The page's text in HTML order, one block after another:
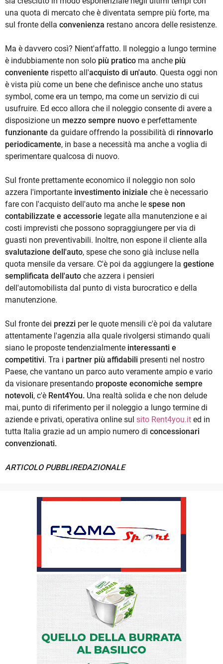
una quota di mercato che è diventata sempre più forte, ma
sul fronte della convenienza restano ancora delle resistenze.
Ma è davvero così? Nient'affatto. Il noleggio a lungo termine
è indubbiamente non solo più pratico ma anche più
conveniente rispetto all'acquisto di un'auto. Questa oggi non
è vista più come un bene che definisce anche uno status
symbol, come era un tempo, ma come un servizio di cui
usufruire. Ed ecco allora che il noleggio consente di avere a
disposizione un mezzo sempre nuovo e perfettamente
funzionante da guidare offrendo la possibilità di rinnovarlo
periodicamente, in base a necessità ma anche a voglia di
sperimentare qualcosa di nuovo.
Sul fronte prettamente economico il noleggio non solo
azzera l'importante investimento iniziale che è necessario
fare con l'acquisto dell'auto ma anche le spese non
contabilizzate e accessorie legate alla manutenzione e ai
costi imprevisti che possono sopraggiungere per via di
guasti non preventivabili. Inoltre, non espone il cliente alla
svalutazione dell'auto, spese che sono già incluse nella
quota mensile da versare. C'è poi da aggiungere la gestione
semplificata dell'auto che azzera i pensieri
dell'automobilista dal punto di vista burocratico e della
manutenzione.
Sul fronte dei prezzi per le quote mensili c'è poi da valutare
attentamente l'agenzia alla quale rivolgersi stimando quali
siano le proposte tendenzialmente interessanti e
competitivi. Tra i partner più affidabili presenti nel nostro
Paese, che vantano un parco auto veramente ampio e vario
da visionare presentando proposte economiche sempre
notevoli, c'è Rent4You. Una realtà solida e che non delude
mai, punto di riferimento per il noleggio a lungo termine di
aziende e privati, operativa online sul sito Rent4you.it ed in
tutta Italia grazie ad un ampio numero di concessionari
convenzionati.
ARTICOLO PUBBLIREDAZIONALE